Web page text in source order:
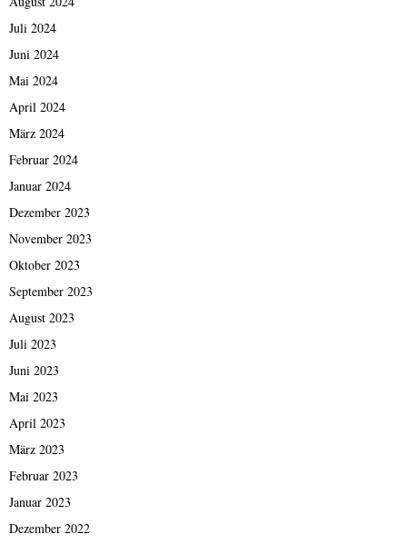
Juli 2024
Juni 2024
Mai 2024
April 2024
März 2024
Februar 2024
Januar 2024
Dezember 2023
November 2023
Oktober 2023
September 2023
August 2023
Juli 2023
Juni 2023
Mai 2023
April 2023
März 2023
Februar 2023
Januar 2023
Dezember 2022